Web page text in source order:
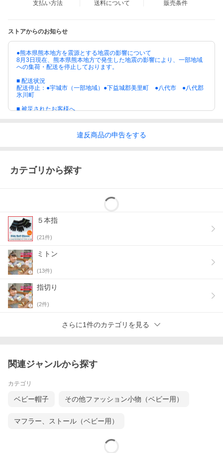
商品カラーに
撮影時の環境やモニターにより色に差が生じる
商品サイズに
商品は平奥きにて計測しています。
使用上の注意
・洗濯は中性洗剤を使用し弱く手洗いしてくだ
さい。
・淡色色物とは分けて洗濯してください。
人気キャラクター大集合♪手の部分がそのままキャラクター
かミトン手袋です。ストレッチ性に優れた糸で編んでいる
ので、抜群のフィット感と温かさ♪カフス部分が２重構造に
は全体が2重構造でさらに暖か。可愛いミトンで冬も楽しく
【当店グローブデポについて】
質で安心安全な商品をコスパよくお客さまにお届けしたいと考え
ております。ランキング上位商品、人気商品、お得な訳ありアウ
トレット商品、最安商品、お買い得な値引き・セール商品、ポイ
ント10倍商品等、はお問い合わせが多く、 数に限りがありますの
で、お早目にお買い求めください。
【使用用途 ※以下のようなシーンでご使用いただけます。】
通勤、通学、お出かけ、自転車、バイク、ウォーキング
【対象 ※以下のような方に多くご利用いただいております。】
【贈り物に ※以下のような節目や祝い事でのプレゼントとしても
支払い方法 送料について 販売条件
ストアからのお知らせ
●熊本県熊本地方を震源とする地震の影響について
8月3日現在、熊本県熊本地方で発生した地震の影響により、一部地域
への集荷・配送を停止しております。
■ 配送状況
配送停止：●宇城市（一部地域）●下益城郡美里町 ●八代市 ●八代郡
氷川町
■ 被災されたお客様へ
違反商品の申告をする
カテゴリから探す
５本指
(21件)
ミトン
(13件)
指切り
(2件)
さらに1件のカテゴリを見る
関連ジャンルから探す
カテゴリ
ベビー帽子 その他ファッション小物（ベビー用）
マフラー、ストール（ベビー用）